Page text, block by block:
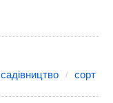
садівництво сорт